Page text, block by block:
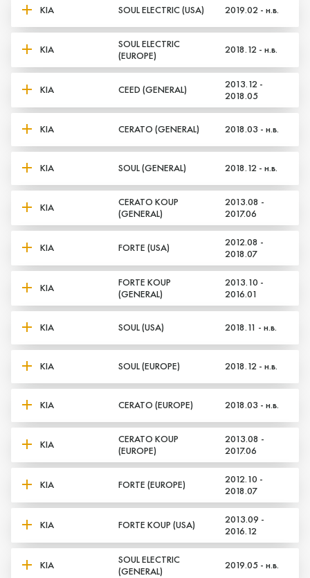
Да, верно Нет, выбрать другой
KIA SOUL ELECTRIC (USA) 2019.02 - н.в.
KIA
SOUL ELECTRIC
(EUROPE)
2018.12 - н.в.
KIA CEED (GENERAL)
2013.12 -
2018.05
KIA CERATO (GENERAL) 2018.03 - н.в.
KIA SOUL (GENERAL) 2018.12 - н.в.
KIA
CERATO KOUP
(GENERAL)
2013.08 -
2017.06
KIA FORTE (USA)
2012.08 -
2018.07
KIA
FORTE KOUP
(GENERAL)
2013.10 -
2016.01
KIA SOUL (USA) 2018.11 - н.в.
KIA SOUL (EUROPE) 2018.12 - н.в.
KIA CERATO (EUROPE) 2018.03 - н.в.
KIA
CERATO KOUP
(EUROPE)
2013.08 -
2017.06
KIA FORTE (EUROPE)
2012.10 -
2018.07
KIA FORTE KOUP (USA)
2013.09 -
2016.12
KIA
SOUL ELECTRIC
(GENERAL)
2019.05 - н.в.